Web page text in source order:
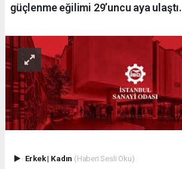
güçlenme eğilimi 29’uncu aya ulaştı.
Erkek| Kadın (Haberi Sesli Oku)